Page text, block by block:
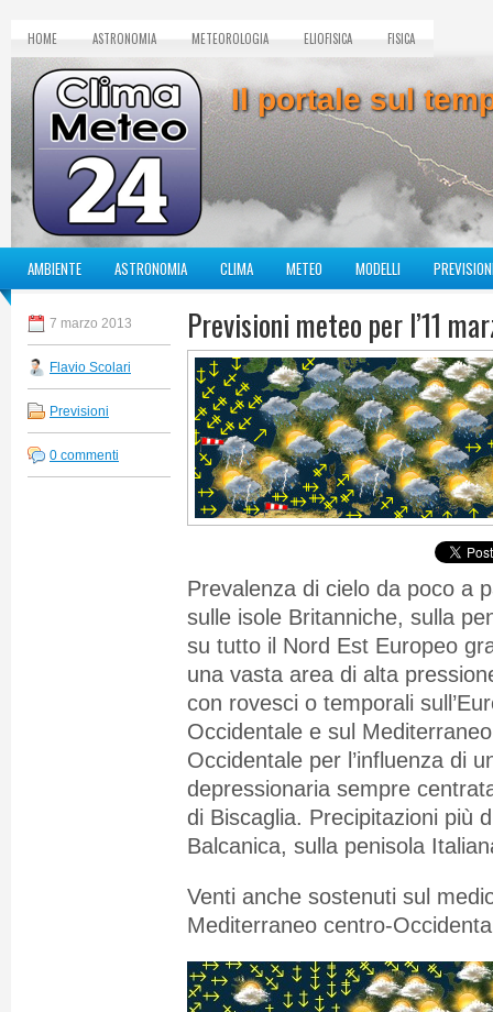
HOME ASTRONOMIA METEOROLOGIA ELIOFISICA FISICA
Il portale sul
AMBIENTE ASTRONOMIA CLIMA METEO MODELLI
7 marzo 2013
Flavio Scolari
Previsioni
0 commenti
Previsioni meteo per l’11
Prevalenza di cielo da poco a
sulle isole Britanniche, sulla
su tutto il Nord Est Europeo
una vasta area di alta
con rovesci o temporali
Occidentale e sul
Occidentale per l’influenza di
depressionaria sempre
di Biscaglia. Precipitazioni più
Balcanica, sulla penisola
Venti anche sostenuti sul
Mediterraneo centro-